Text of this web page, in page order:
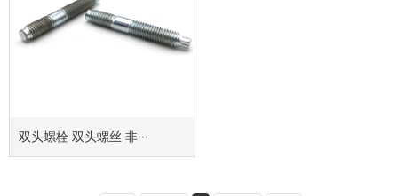
双头螺栓 双头螺丝 非···